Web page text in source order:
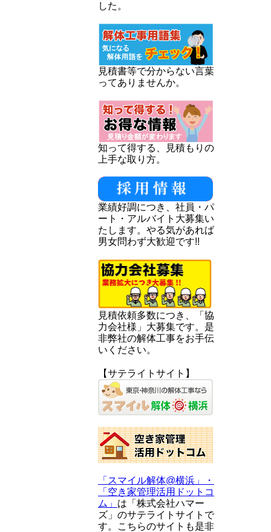
した。
見積書等で分からない言葉
ってありませんか。
知って得する、見積もりの
上手な取り方。
業績好調につき、社員・パ
ート・アルバイト大募集い
たします。やる気があれば
男女問わず大歓迎です!!
見積依頼多数につき、「協
力会社様」大募集です。是
非弊社の解体工事をお手伝
いください。
【サテライトサイト】
「スマイル解体@横浜」・
「空き家管理活用ドットコ
ム」 は「株式会社ハマー
ズ」のサテライトサイトで
す。こちらのサイトも是非